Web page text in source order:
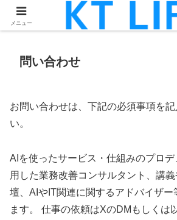
KEITOのAI情報発信をAIで要約した
問い合わせ
お問い合わせは、下記の必須事項を
い。
AIを使ったサービス・仕組みのプロ
用した業務改善コンサルタント、講
壇、AIやIT関連に関するアドバイザー
ます。 仕事の依頼はXのDMもしくは
メニュー